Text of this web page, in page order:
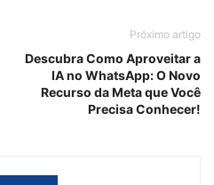
Próximo artigo
Descubra Como Aproveitar a
IA no WhatsApp: O Novo
Recurso da Meta que Você
Precisa Conhecer!